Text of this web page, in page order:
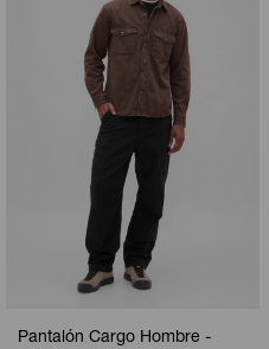
Pantalón Cargo Hombre -
Camperas
Musculosas
Shorts
Vestidos y polleras
Pijamas
Calzas
Camperas
Chalecos
Shorts
Ropa interior
Polos
Camperas
Chalecos
Ropa interior
Pijamas
Camperas
Pijamas